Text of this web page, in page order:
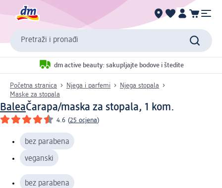
Pretraži i pronađi
dm active beauty: sakupljajte bodove i štedite
Početna stranica Njega i parfemi
Njega stopala
Maske za stopala
BaleaČarapa/maska za stopala, 1 kom.
4.6 (25 ocjena)
bez parabena
veganski
bez parabena